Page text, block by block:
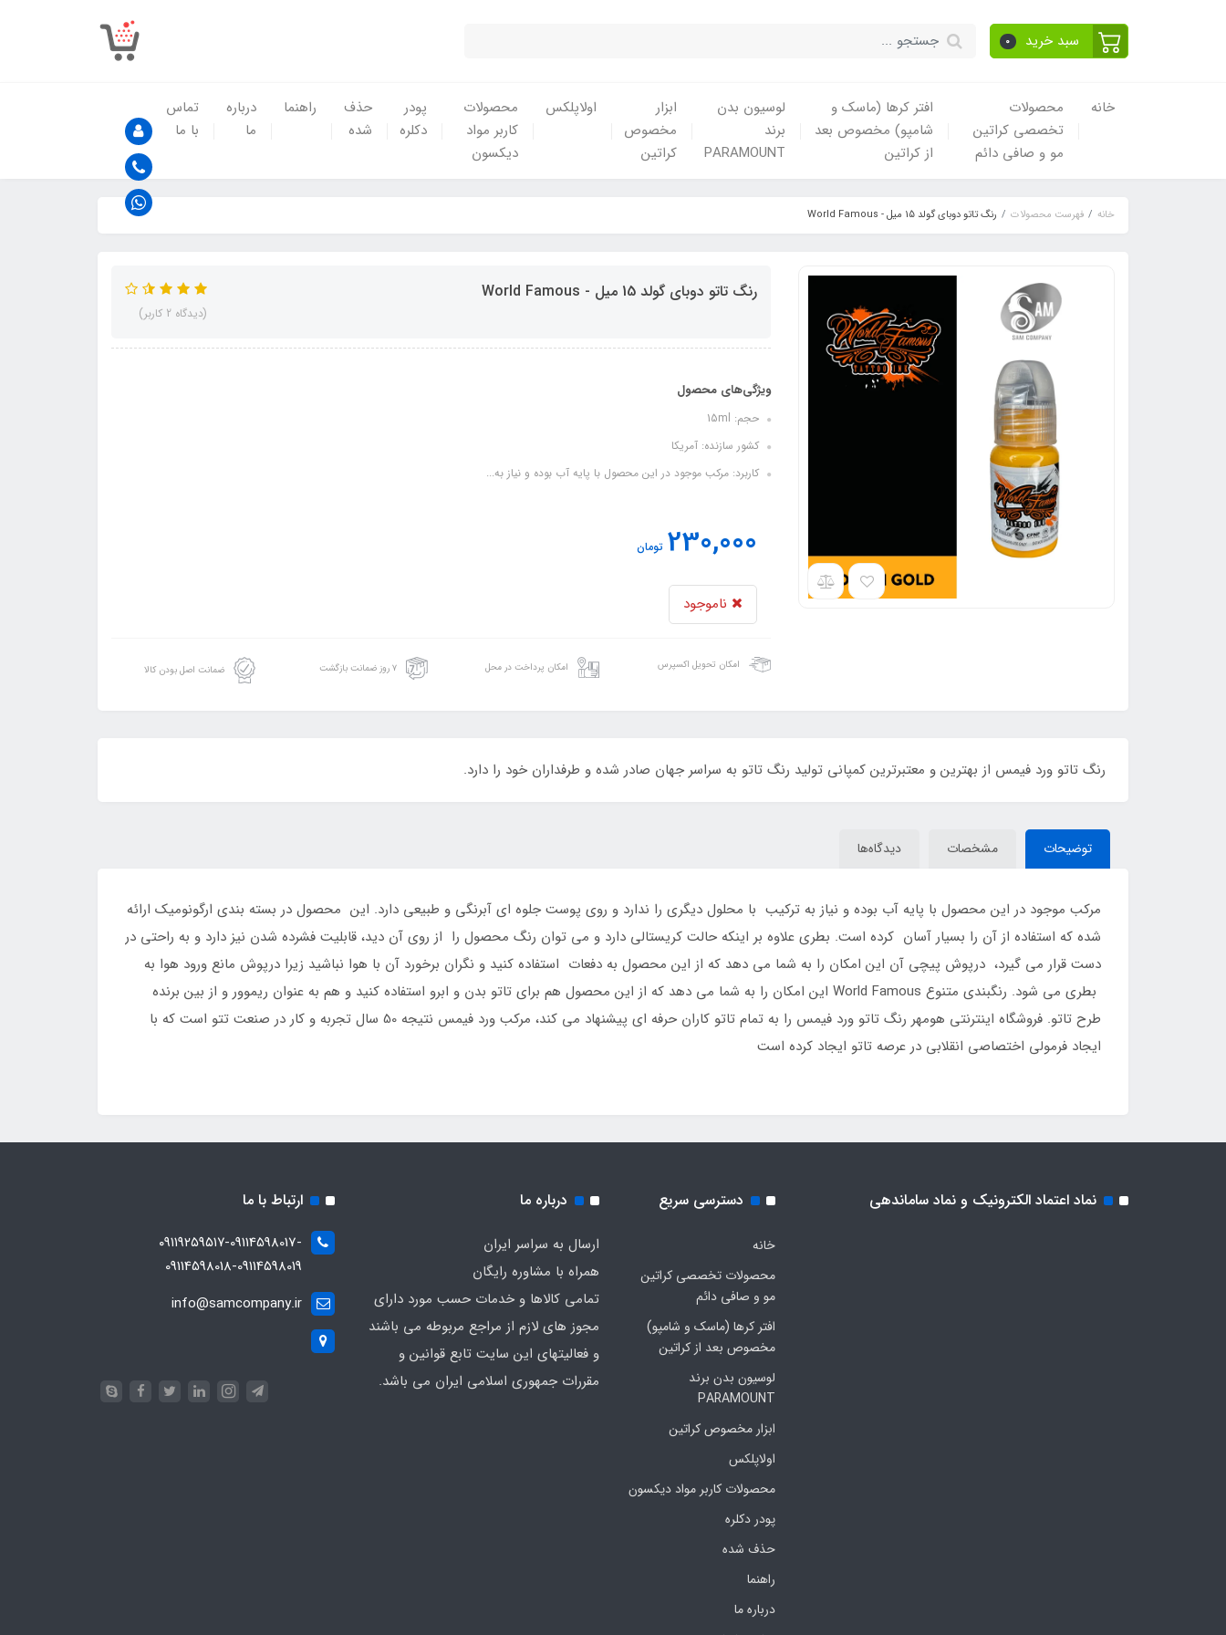
سبد خرید 0
خانه
محصولات
تخصصی کراتین
مو و صافی دائم
افتر کرها (ماسک و
شامپو) مخصوص بعد
از کراتین
لوسیون بدن
برند
PARAMOUNT
ابزار
مخصوص
کراتین
اولاپلکس
محصولات
کاربر مواد
دیکسون
پودر
دکلره
حذف
شده
راهنما
درباره
ما
تماس
با ما
خانه فهرست محصولات رنگ تاتو دوبای گولد 15 میل - World Famous
رنگ تاتو دوبای گولد 15 میل - World Famous
(دیدگاه 2 کاربر)
ویژگی‌های محصول
حجم: 15ml
کشور سازنده: آمریکا
کاربرد: مرکب موجود در این محصول با پایه آب بوده و نیاز به...
230,000 تومان
ناموجود
امکان تحویل اکسپرس امکان پرداخت در محل ۷ روز ضمانت بازگشت ضمانت اصل بودن کالا
رنگ تاتو ورد فیمس از بهترین و معتبرترین کمپانی تولید رنگ تاتو به سراسر جهان صادر شده و طرفداران خود را دارد.
توضیحات مشخصات دیدگاه‌ها
مرکب موجود در این محصول با پایه آب بوده و نیاز به ترکیب با محلول دیگری را ندارد و روی پوست جلوه ای آبرنگی و طبیعی دارد. این محصول در بسته بندی ارگونومیک ارائه
شده که استفاده از آن را بسیار آسان کرده است. بطری علاوه بر اینکه حالت کریستالی دارد و می توان رنگ محصول را از روی آن دید، قابلیت فشرده شدن نیز دارد و به راحتی در
دست قرار می گیرد، درپوش پیچی آن این امکان را به شما می دهد که از این محصول به دفعات استفاده کنید و نگران برخورد آن با هوا نباشید زیرا درپوش مانع ورود هوا به
بطری می شود. رنگبندی متنوع World Famous این امکان را به شما می دهد که از این محصول هم برای تاتو بدن و ابرو استفاده کنید و هم به عنوان ریموور و از بین برنده
طرح تاتو. فروشگاه اینترنتی هومهر رنگ تاتو ورد فیمس را به تمام تاتو کاران حرفه ای پیشنهاد می کند، مرکب ورد فیمس نتیجه 50 سال تجربه و کار در صنعت تتو است که با
ایجاد فرمولی اختصاصی انقلابی در عرصه تاتو ایجاد کرده است
نماد اعتماد الکترونیک و نماد ساماندهی دسترسی سریع
خانه
محصولات تخصصی کراتین
مو و صافی دائم
افتر کرها (ماسک و شامپو)
مخصوص بعد از کراتین
لوسیون بدن برند
PARAMOUNT
ابزار مخصوص کراتین
اولاپلکس
محصولات کاربر مواد دیکسون
پودر دکلره
حذف شده
راهنما
درباره ما
درباره ما
ارسال به سراسر ایران
همراه با مشاوره رایگان
تمامی کالاها و خدمات حسب مورد دارای
مجوز های لازم از مراجع مربوطه می باشند
و فعالیتهای این سایت تابع قوانین و
مقررات جمهوری اسلامی ایران می باشد.
ارتباط با ما
۰۹۱۱۹۲۵۹۵۱۷-09114598017-
09114598018-09114598019
info@samcompany.ir